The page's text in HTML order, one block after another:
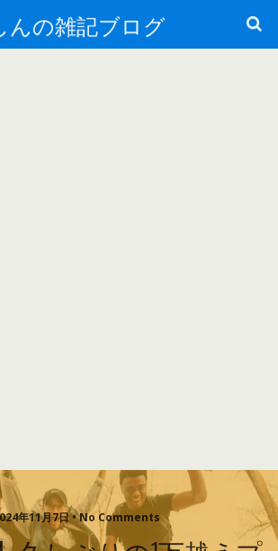
んの雑記ブログ
年11月7日 • No Comments